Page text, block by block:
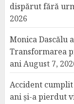
dispărut fără
2026
Monica Dascălu
Transformarea
aniAugust 7,
Accident cumplit
ani și-a pierdut